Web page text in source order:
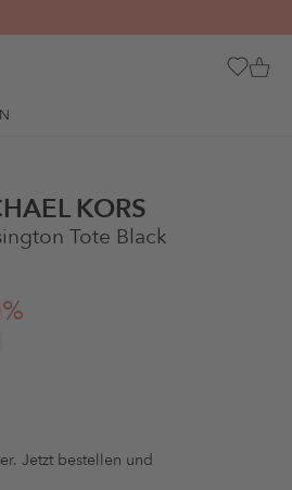
KORS
Tote Black
Jetzt bestellen und